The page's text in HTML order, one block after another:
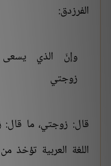
الفرزدق:
وإنّ الذي
زوجتي
قال: زوجتي، ما
اللغة العربية تؤخذ